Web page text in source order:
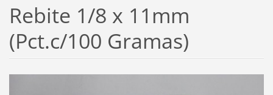
Rebite 1/8 x 11mm
(Pct.c/100 Gramas)